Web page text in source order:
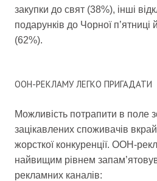
закупки до свят (38%), інші
подарунків до Чорної п’ятниці
(62%).
OOH-РЕКЛАМУ ЛЕГКО ПРИГАДАТИ
Можливість потрапити в поле
зацікавлених споживачів
жорсткої конкуренції. OOH-
найвищим рівнем
рекламних каналів: